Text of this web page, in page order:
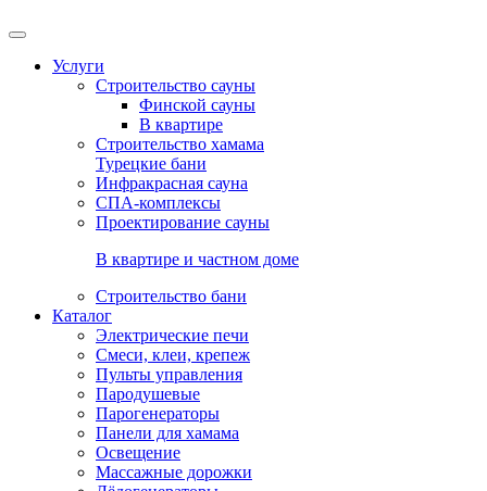
Услуги
Строительство сауны
Финской сауны
В квартире
Строительство хамама
Турецкие бани
Инфракрасная сауна
СПА-комплексы
Проектирование сауны
В квартире и частном доме
Строительство бани
Каталог
Электрические печи
Смеси, клеи, крепеж
Пульты управления
Пародушевые
Парогенераторы
Панели для хамама
Освещение
Массажные дорожки